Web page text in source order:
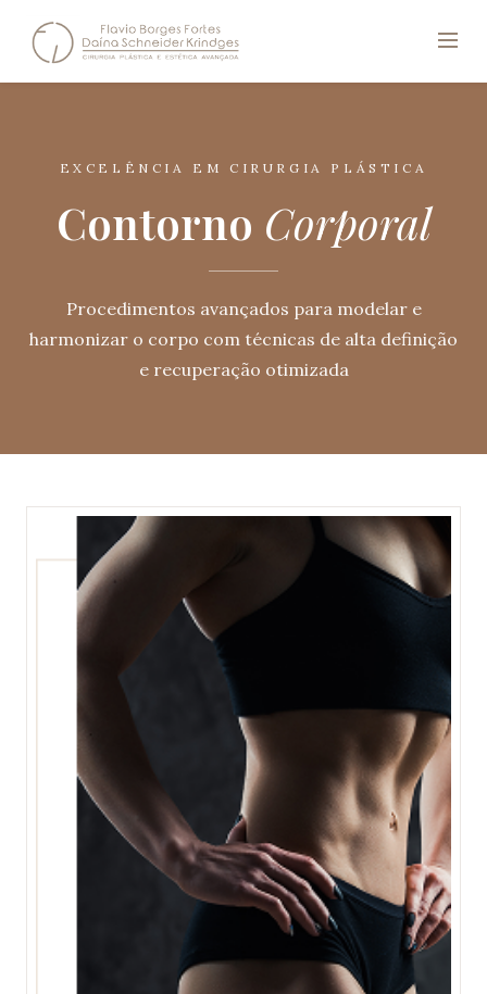
EXCELÊNCIA EM CIRURGIA PLÁSTICA
Contorno Corporal
Procedimentos avançados para modelar e
harmonizar o corpo com técnicas de alta definição
e recuperação otimizada